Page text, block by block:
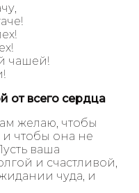
чашей!
от всего сердца
желаю, чтобы
чтобы она не
ваша
и счастливой,
чуда, и